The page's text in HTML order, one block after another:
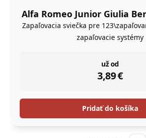
Alfa Romeo Junior Giulia
Zapaľovacia sviečka pre
zapaľovacie systémy
už od
3,89€
instock
Pridať do košíka